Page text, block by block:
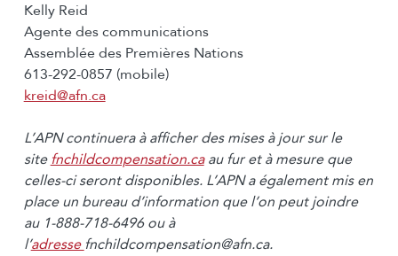
Kelly Reid
Agente des communications
Assemblée des Premières Nations
613-292-0857 (mobile)
kreid@afn.ca
L’APN continuera à afficher des mises à jour sur le
site fnchildcompensation.caau fur et à mesure que
celles-ci seront disponibles. L’APN a également mis en
place un bureau d’information que l’on peut joindre
au 1-888-718-6496 ou à
l’adresse fnchildcompensation@afn.ca.